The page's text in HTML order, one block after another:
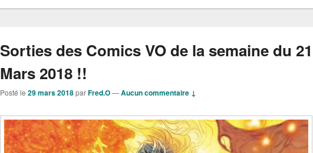
Sorties des Comics VO de la semaine du 21
Mars 2018 !!
Posté le 29 mars 2018parFred.O—Aucun commentaire ↓